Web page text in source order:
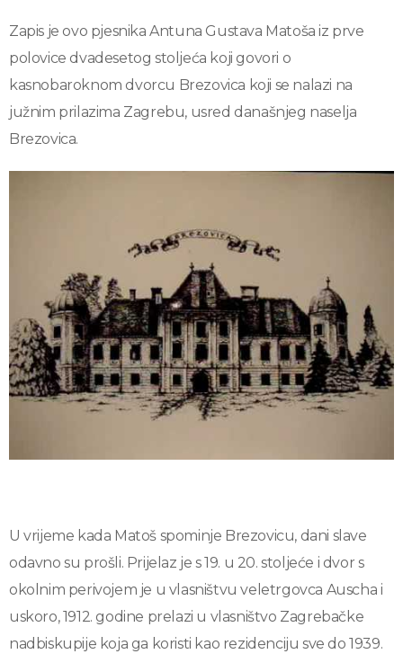
Zapis je ovo pjesnika Antuna Gustava Matoša iz prve
polovice dvadesetog stoljeća koji govori o
kasnobaroknom dvorcu Brezovica koji se nalazi na
južnim prilazima Zagrebu, usred današnjeg naselja
Brezovica.
U vrijeme kada Matoš spominje Brezovicu, dani slave
odavno su prošli. Prijelaz je s 19. u 20. stoljeće i dvor s
okolnim perivojem je u vlasništvu veletrgovca Auscha i
uskoro, 1912. godine prelazi u vlasništvo Zagrebačke
nadbiskupije koja ga koristi kao rezidenciju sve do 1939.